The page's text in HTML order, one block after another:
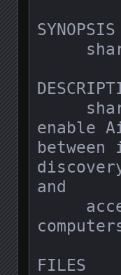
SYNOPSIS
enable
and
FILES